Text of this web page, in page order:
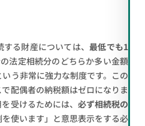
する財産については、最低でも1
法定相続分のどちらか多い金額
う非常に強力な制度です。この
配偶者の納税額はゼロになりま
受けるためには、 必ず相続税の
を使います」と意思表示をする必